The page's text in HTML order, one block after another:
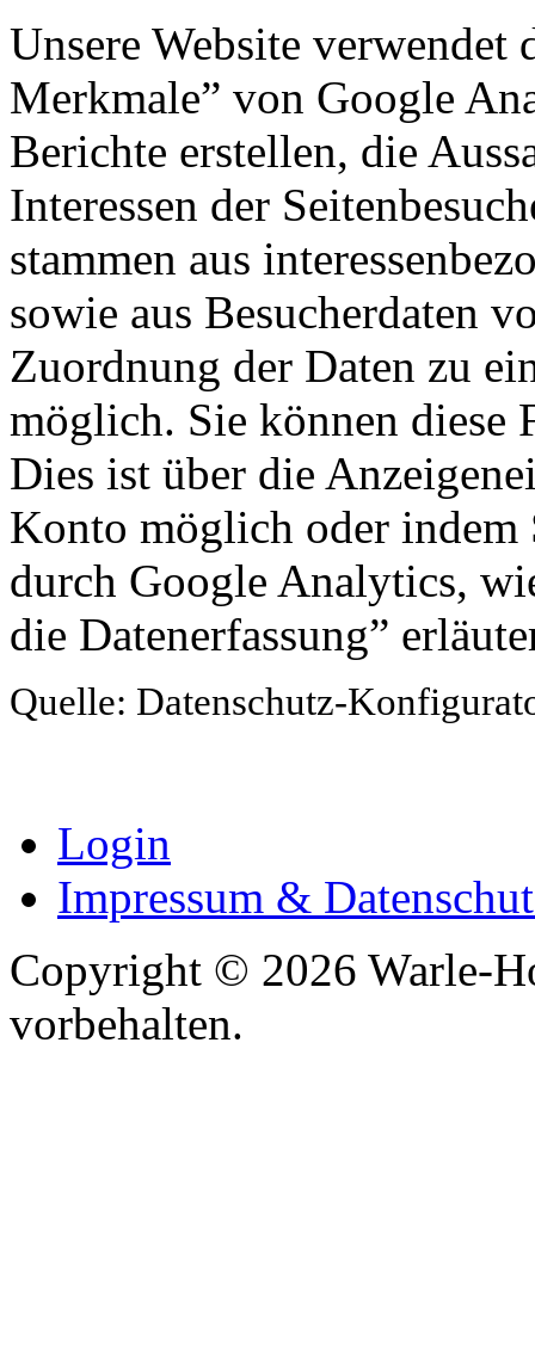
Unsere Website
Merkmale” von Google
Berichte erstellen, die
Interessen der
stammen aus
sowie aus Besucherdaten
Zuordnung der Daten zu
möglich. Sie können diese
Dies ist über die
Konto möglich oder indem
durch Google Analytics,
die Datenerfassung”
Quelle: Datenschutz-
Login
Impressum &
Copyright © 2026 Warle-
vorbehalten.